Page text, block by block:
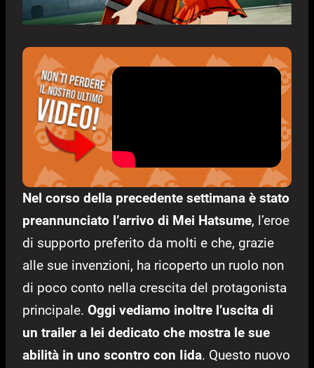
Nel corso della precedente settimana è stato
preannunciato l’arrivo di Mei Hatsume, l’eroe
di supporto preferito da molti e che, grazie
alle sue invenzioni, ha ricoperto un ruolo non
di poco conto nella crescita del protagonista
principale. Oggi vediamo inoltre l’uscita di
un trailer a lei dedicato che mostra le sue
abilità in uno scontro con Iida. Questo nuovo